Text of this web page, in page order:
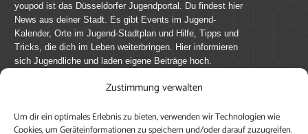
Zustimmung verwalten
Um dir ein optimales Erlebnis zu bieten, verwenden wir Technologien wie
Cookies, um Geräteinformationen zu speichern und/oder darauf zuzugreifen.
youpod ist das Düsseldorfer Jugendportal. Du findest hier
News aus deiner Stadt. Es gibt Events im Jugend-
Kalender, Orte im Jugend-Stadtplan und Hilfe, Tipps und
Tricks, die dich im Leben weiterbringen. Hier informieren
sich Jugendliche und laden eigene Beiträge hoch.
Mach mit bei youpod.de!
youpod.de lebt von Menschen wie dir. Sammel